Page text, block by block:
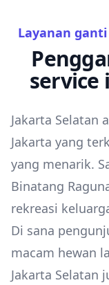
Layanan
service
Jakarta Selatan
Jakarta yang
yang menarik.
Binatang
rekreasi
Di sana
macam hewan
Jakarta Selatan